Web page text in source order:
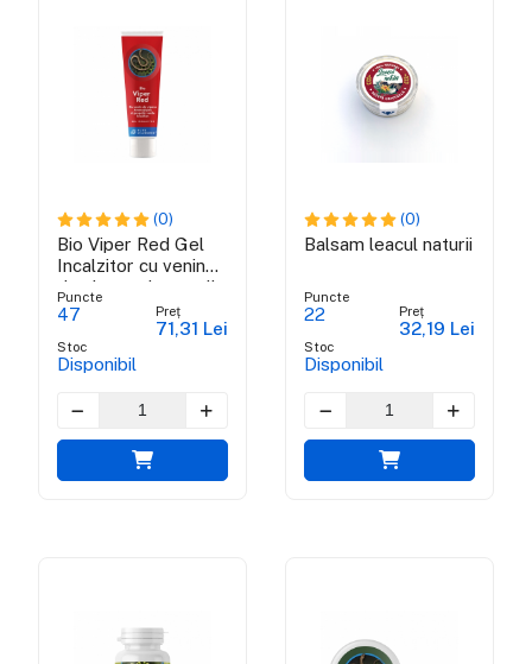
(0)
Bio Viper Red Gel
Incalzitor cu venin
de vipera si propolis
verde brazilian - 100
Puncte
47
Stoc
Disponibil
Preț
71,31 Lei
(0)
Balsam leacul naturii
Puncte
22
Stoc
Disponibil
Preț
32,19 Lei